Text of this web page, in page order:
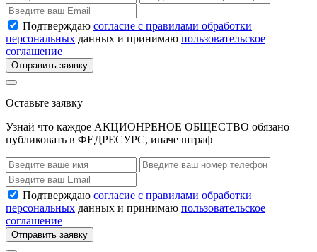
Подтверждаю согласие с правилами обработки
персональных данных и принимаю пользовательское
соглашение
Отправить заявку
Оставьте заявку
Узнай что каждое АКЦИОНРЕНОЕ ОБЩЕСТВО обязано
публиковать в ФЕДРЕСУРС, иначе штраф
Подтверждаю согласие с правилами обработки
персональных данных и принимаю пользовательское
соглашение
Отправить заявку